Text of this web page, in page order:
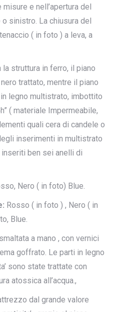
e nell’apertura del
sinistro. La chiusura del
( in foto ) a leva, a
la struttura in ferro, il piano
trattato, mentre il piano
legno multistrato, imbottito
( materiale Impermeabile,
quali cera di candele o
inserimenti in multistrato
inseriti ben sei anelli di
Nero ( in foto) Blue.
Rosso ( in foto ) , Nero ( in
Blue.
a mano , con vernici
goffrato. Le parti in legno
sono state trattate con
atossica all’acqua.,
dal grande valore